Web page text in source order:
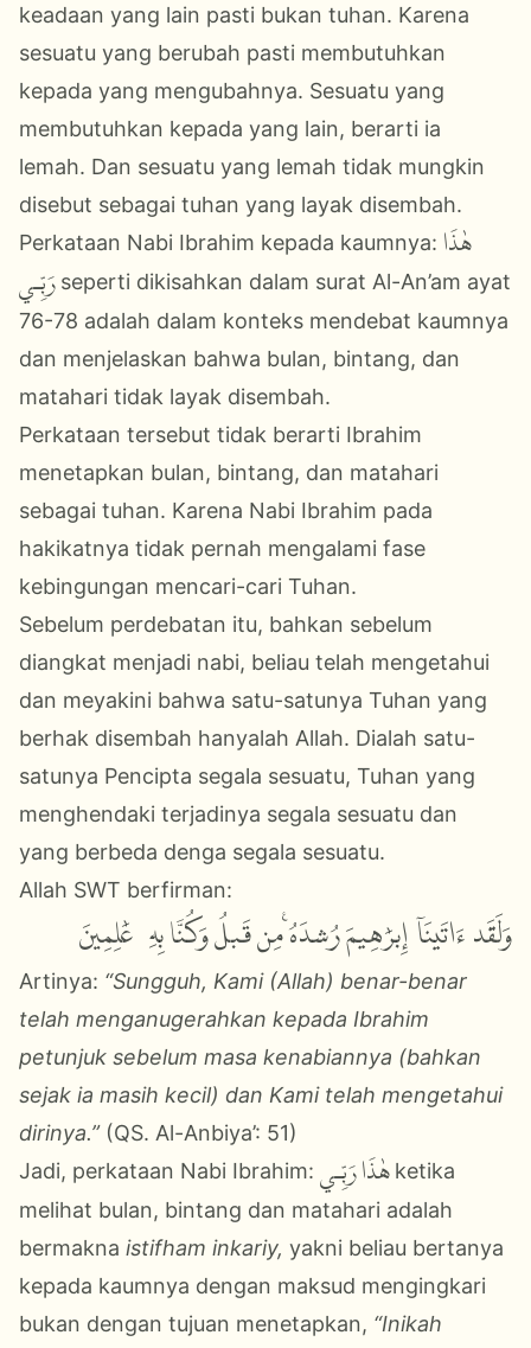
keadaan yang lain pasti bukan tuhan. Karena
sesuatu yang berubah pasti membutuhkan
kepada yang mengubahnya. Sesuatu yang
membutuhkan kepada yang lain, berarti ia
lemah. Dan sesuatu yang lemah tidak mungkin
disebut sebagai tuhan yang layak disembah.
Perkataan Nabi Ibrahim kepada kaumnya: هٰذَا
رَبِّـي seperti dikisahkan dalam surat Al-An’am ayat
76-78 adalah dalam konteks mendebat kaumnya
dan menjelaskan bahwa bulan, bintang, dan
matahari tidak layak disembah.
Perkataan tersebut tidak berarti Ibrahim
menetapkan bulan, bintang, dan matahari
sebagai tuhan. Karena Nabi Ibrahim pada
hakikatnya tidak pernah mengalami fase
kebingungan mencari-cari Tuhan.
Sebelum perdebatan itu, bahkan sebelum
diangkat menjadi nabi, beliau telah mengetahui
dan meyakini bahwa satu-satunya Tuhan yang
berhak disembah hanyalah Allah. Dialah satu-
satunya Pencipta segala sesuatu, Tuhan yang
menghendaki terjadinya segala sesuatu dan
yang berbeda denga segala sesuatu.
Allah SWT berfirman:
وَلَقَدۡ ءَاتَيۡنَآ إِبۡرَٰهِيمَ رُشۡدَهُۥ مِن قَبۡلُ وَكُنَّا بِهِۦ عَٰلِمِينَ
Artinya: “Sungguh, Kami (Allah) benar-benar
telah menganugerahkan kepada Ibrahim
petunjuk sebelum masa kenabiannya (bahkan
sejak ia masih kecil) dan Kami telah mengetahui
dirinya.” (QS. Al-Anbiya’: 51)
Jadi, perkataan Nabi Ibrahim: هٰذَا رَبِّـي ketika
melihat bulan, bintang dan matahari adalah
bermakna istifham inkariy, yakni beliau bertanya
kepada kaumnya dengan maksud mengingkari
bukan dengan tujuan menetapkan, “Inikah